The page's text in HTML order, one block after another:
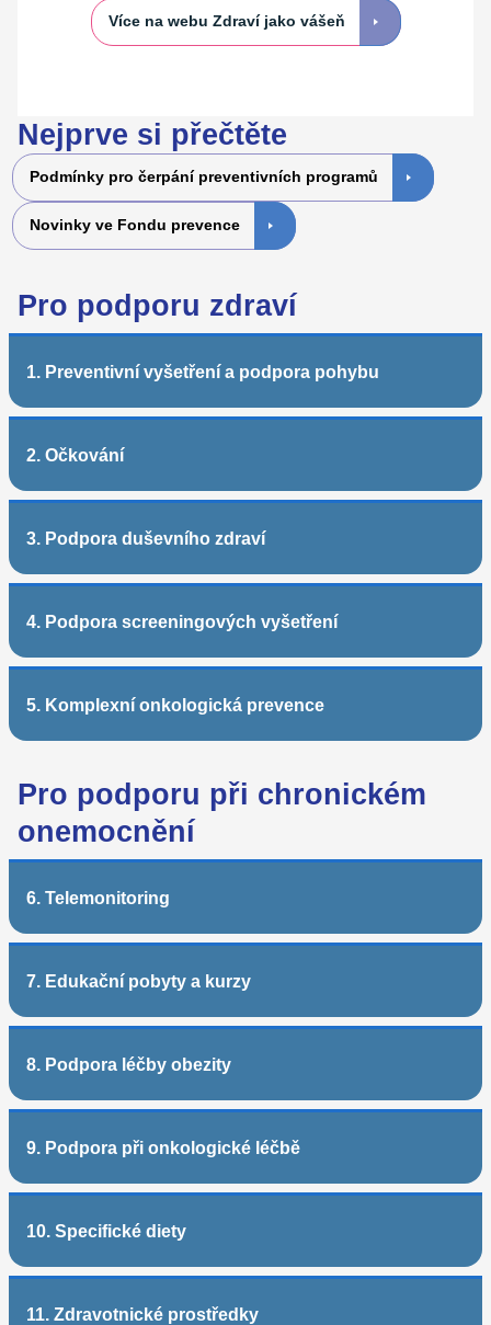
Více na webu Zdraví jako vášeň
Nejprve si přečtěte
Podmínky pro čerpání preventivních programů
Novinky ve Fondu prevence
Pro podporu zdraví
1. Preventivní vyšetření a podpora pohybu
2. Očkování
3. Podpora duševního zdraví
4. Podpora screeningových vyšetření
5. Komplexní onkologická prevence
Pro podporu při chronickém
onemocnění
6. Telemonitoring
7. Edukační pobyty a kurzy
8. Podpora léčby obezity
9. Podpora při onkologické léčbě
10. Specifické diety
11. Zdravotnické prostředky